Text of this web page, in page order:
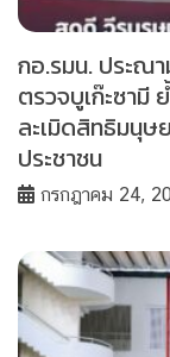
กอ.รมน. ประณ
ตรวจบูเก๊ะซามี
ละเมิดสิทธิมนุ
ประชาชน
กรกฎาคม 24,